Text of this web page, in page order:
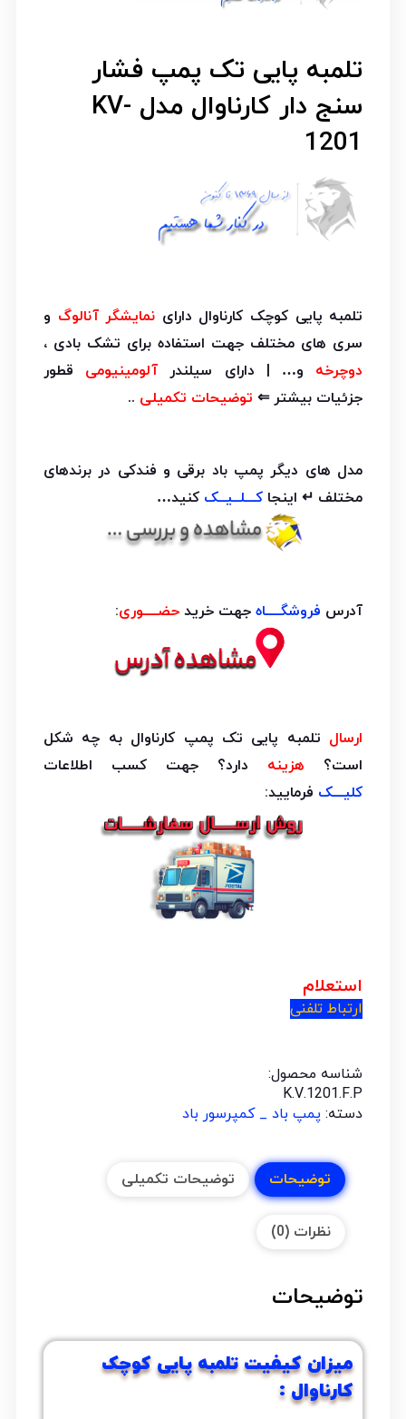
تلمبه پایی تک پمپ فشار
سنج دار کارناوال مدل KV-
1201
تلمبه پایی کوچک کارناوال دارای نمایشگر آنالوگ و
سری های مختلف جهت استفاده برای تشک بادی ،
دوچرخه و… | دارای سیلندر آلومینیومی قطور
جزئیات بیشتر ⇐ توضیحات تکمیلی ..
مدل های دیگر پمپ باد برقی و فندکی در برندهای
مختلف ↵ اینجا کـــلــیــک کنید…
آدرس فروشگــــاهجهت خرید حضــــوری:
ارسال تلمبه پایی تک پمپ کارناوال به چه شکل
است؟ هزینه دارد؟ جهت کسب اطلاعات
کلیـــک فرمایید:
استعلام
ارتباط تلفنی
شناسه محصول:
K.V.1201.F.P
دسته: پمپ باد _ کمپرسور باد
توضیحات توضیحات تکمیلی
نظرات (0)
توضیحات
میزان کیفیت تلمبه پایی کوچک
کارناوال :